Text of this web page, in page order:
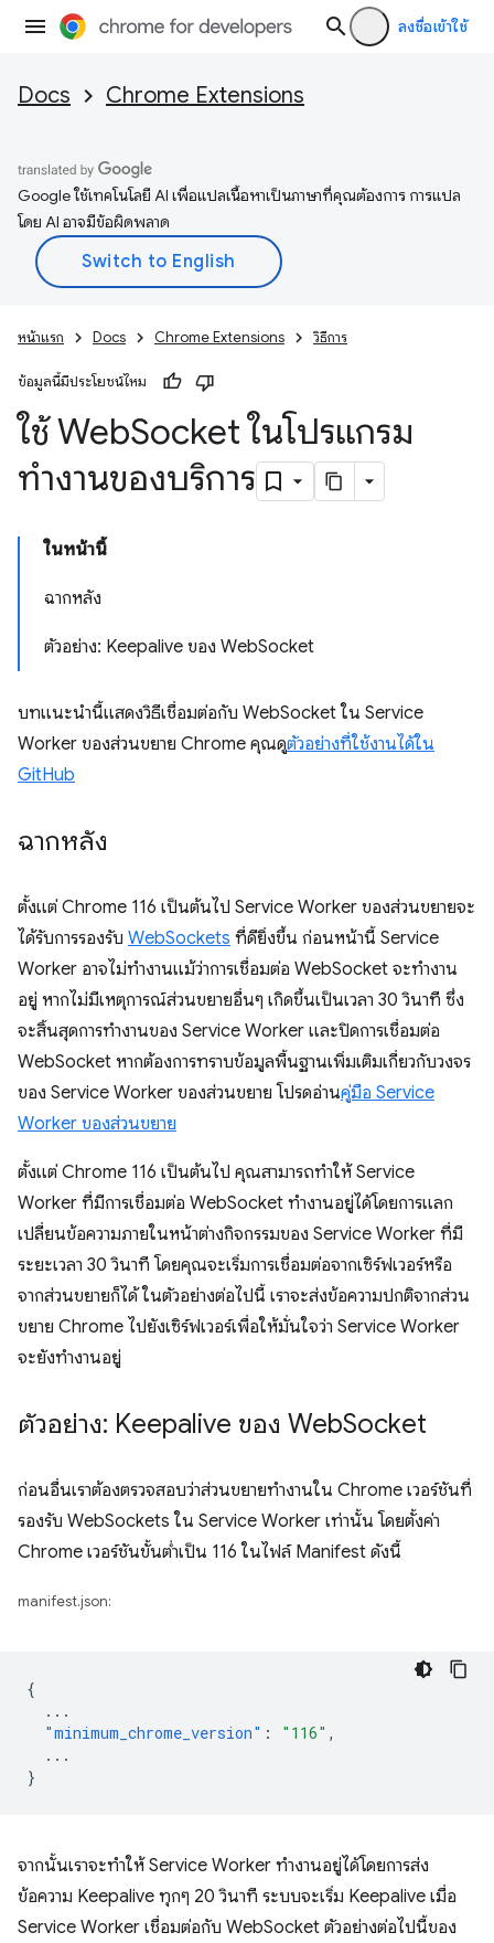
ลงชื่อเข้าใช้
Docs Chrome Extensions
Google ใช้เทคโนโลยี AI เพื่อแปลเนื้อหาเป็นภาษาที่คุณต้องการ การแปล
โดย AI อาจมีข้อผิดพลาด
หน้าแรก Docs Chrome Extensions วิธีการ
ข้อมูลนี้มีประโยชน์ไหม
ใช้ WebSocket ในโปรแกรม
ทำงานของบริการ
ในหน้านี้
ฉากหลัง
ตัวอย่าง: Keepalive ของ WebSocket
บทแนะนำนี้แสดงวิธีเชื่อมต่อกับ WebSocket ใน Service
Worker ของส่วนขยาย Chrome คุณดูตัวอย่างที่ใช้งานได้ใน
GitHub
ฉากหลัง
ตั้งแต่ Chrome 116 เป็นต้นไป Service Worker ของส่วนขยายจะ
ได้รับการรองรับ WebSockets ที่ดียิ่งขึ้น ก่อนหน้านี้ Service
Worker อาจไม่ทำงานแม้ว่าการเชื่อมต่อ WebSocket จะทำงาน
อยู่ หากไม่มีเหตุการณ์ส่วนขยายอื่นๆ เกิดขึ้นเป็นเวลา 30 วินาที ซึ่ง
จะสิ้นสุดการทำงานของ Service Worker และปิดการเชื่อมต่อ
WebSocket หากต้องการทราบข้อมูลพื้นฐานเพิ่มเติมเกี่ยวกับวงจร
ของ Service Worker ของส่วนขยาย โปรดอ่านคู่มือ Service
Worker ของส่วนขยาย
ตั้งแต่ Chrome 116 เป็นต้นไป คุณสามารถทำให้ Service
Worker ที่มีการเชื่อมต่อ WebSocket ทำงานอยู่ได้โดยการแลก
เปลี่ยนข้อความภายในหน้าต่างกิจกรรมของ Service Worker ที่มี
ระยะเวลา 30 วินาที โดยคุณจะเริ่มการเชื่อมต่อจากเซิร์ฟเวอร์หรือ
จากส่วนขยายก็ได้ ในตัวอย่างต่อไปนี้ เราจะส่งข้อความปกติจากส่วน
ขยาย Chrome ไปยังเซิร์ฟเวอร์เพื่อให้มั่นใจว่า Service Worker
จะยังทำงานอยู่
ตัวอย่าง: Keepalive ของ WebSocket
ก่อนอื่นเราต้องตรวจสอบว่าส่วนขยายทำงานใน Chrome เวอร์ชันที่
รองรับ WebSockets ใน Service Worker เท่านั้น โดยตั้งค่า
Chrome เวอร์ชันขั้นต่ำเป็น 116 ในไฟล์ Manifest ดังนี้
manifest.json:
{
...
"minimum_chrome_version" : "116" ,
...
}
จากนั้นเราจะทำให้ Service Worker ทำงานอยู่ได้โดยการส่ง
ข้อความ Keepalive ทุกๆ 20 วินาที ระบบจะเริ่ม Keepalive เมื่อ
Service Worker เชื่อมต่อกับ WebSocket ตัวอย่างต่อไปนี้ของ